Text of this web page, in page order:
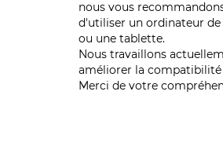
nous vous
d'utiliser un ordinateur de
ou une tablette.
Nous travaillons
améliorer la
Merci de votre